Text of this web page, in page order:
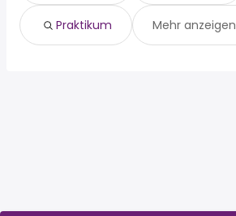
Praktikum Mehr anzeigen